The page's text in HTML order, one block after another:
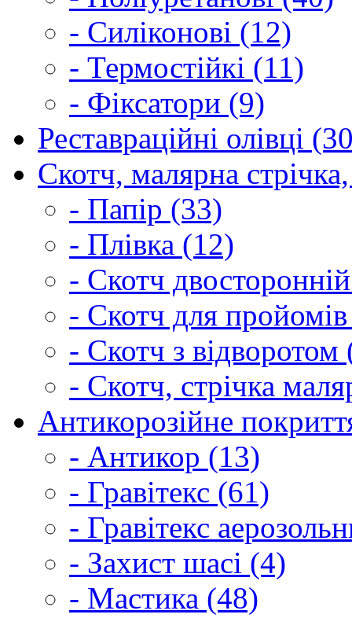
- Силіконові (12)
- Термостійкі (11)
- Фіксатори (9)
Реставраційні олівці
Скотч, малярна
- Папір (33)
- Плівка (12)
- Скотч
- Скотч для
- Скотч з відворотом
- Скотч, стрічка
Антикорозійне
- Антикор (13)
- Гравітекс (61)
- Гравітекс
- Захист шасі (4)
- Мастика (48)